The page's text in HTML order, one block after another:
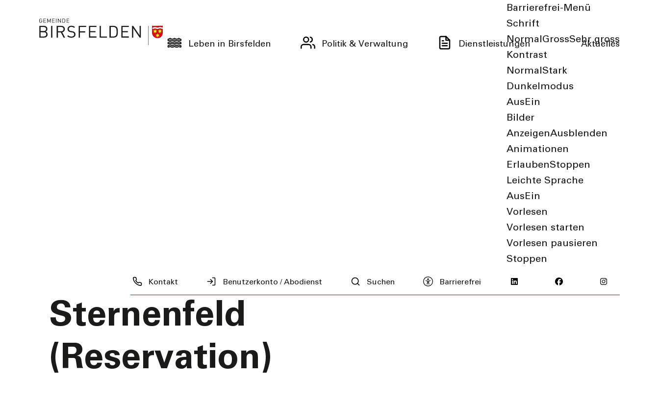
Barrierefrei-Menü
Schrift
Normal GrossSehr gross
Kontrast
Normal Stark
Dunkelmodus
Aus Ein
Bilder
AnzeigenAusblenden
Animationen
ErlaubenStoppen
Leichte Sprache
Aus Ein
Vorlesen
Vorlesen starten
Vorlesen pausieren
Stoppen
Kontakt Benutzerkonto / Abodienst Suchen Barrierefrei
Leben in Birsfelden Politik & Verwaltung Dienstleistungen Aktuelles
Sportplatz
Sternenfeld
(Reservation)